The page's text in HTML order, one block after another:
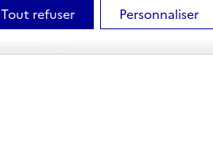
Tout refuser Personnaliser